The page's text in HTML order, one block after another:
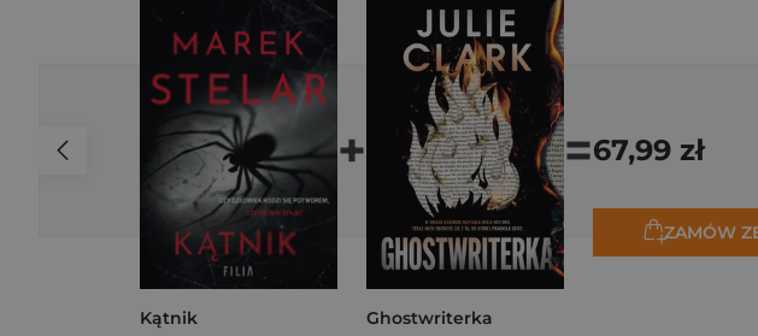
Kątnik
+
Ghostwriterka
=67,99 zł
ZAMÓW